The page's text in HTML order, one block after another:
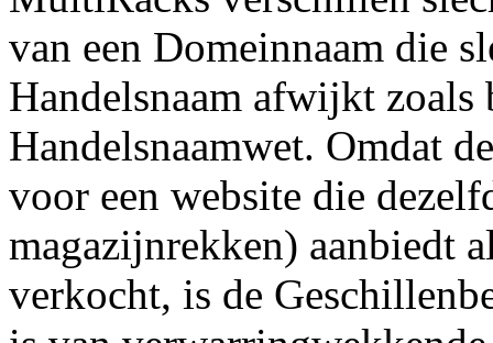
van een Domeinnaam die
Handelsnaam afwijkt
Handelsnaamwet. Omdat
voor een website die
magazijnrekken) aanbiedt
verkocht, is de